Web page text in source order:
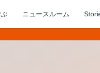
ニュースルーム